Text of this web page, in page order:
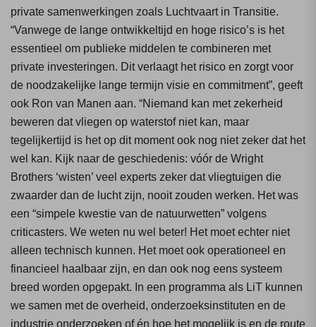
private samenwerkingen zoals Luchtvaart in Transitie.
“Vanwege de lange ontwikkeltijd en hoge risico’s is het
essentieel om publieke middelen te combineren met
private investeringen. Dit verlaagt het risico en zorgt voor
de noodzakelijke lange termijn visie en commitment”, geeft
ook Ron van Manen aan. “Niemand kan met zekerheid
beweren dat vliegen op waterstof niet kan, maar
tegelijkertijd is het op dit moment ook nog niet zeker dat het
wel kan. Kijk naar de geschiedenis: vóór de Wright
Brothers ‘wisten’ veel experts zeker dat vliegtuigen die
zwaarder dan de lucht zijn, nooit zouden werken. Het was
een “simpele kwestie van de natuurwetten” volgens
criticasters. We weten nu wel beter! Het moet echter niet
alleen technisch kunnen. Het moet ook operationeel en
financieel haalbaar zijn, en dan ook nog eens systeem
breed worden opgepakt. In een programma als LiT kunnen
we samen met de overheid, onderzoeksinstituten en de
industrie onderzoeken of én hoe het mogelijk is en de route